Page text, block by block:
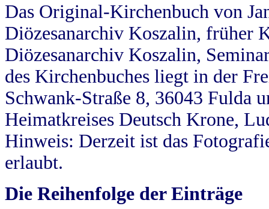
Das Original-Kirchenbuch von
Diözesanarchiv Koszalin, früher
Diözesanarchiv Koszalin,
des Kirchenbuches liegt in der
Schwank-Straße 8, 36043 Fulda
Heimatkreises Deutsch Krone,
Hinweis: Derzeit ist das
erlaubt.
Die Reihenfolge der Einträge